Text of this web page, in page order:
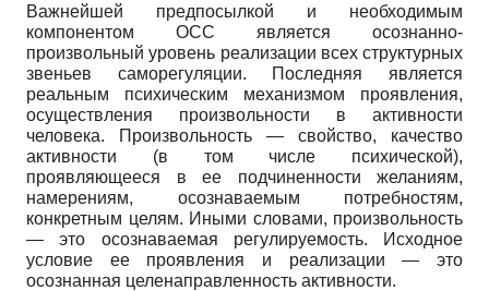
Важнейшей предпосылкой и необходимым
компонентом ОСС является осознанно-
произвольный уровень реализации всех структурных
звеньев саморегуляции. Последняя является
реальным психическим механизмом проявления,
осуществления произвольности в активности
человека. Произвольность — свойство, качество
активности (в том числе психической),
проявляющееся в ее подчиненности желаниям,
намерениям, осознаваемым потребностям,
конкретным целям. Иными словами, произвольность
— это осознаваемая регулируемость. Исходное
условие ее проявления и реализации — это
осознанная целенаправленность активности.